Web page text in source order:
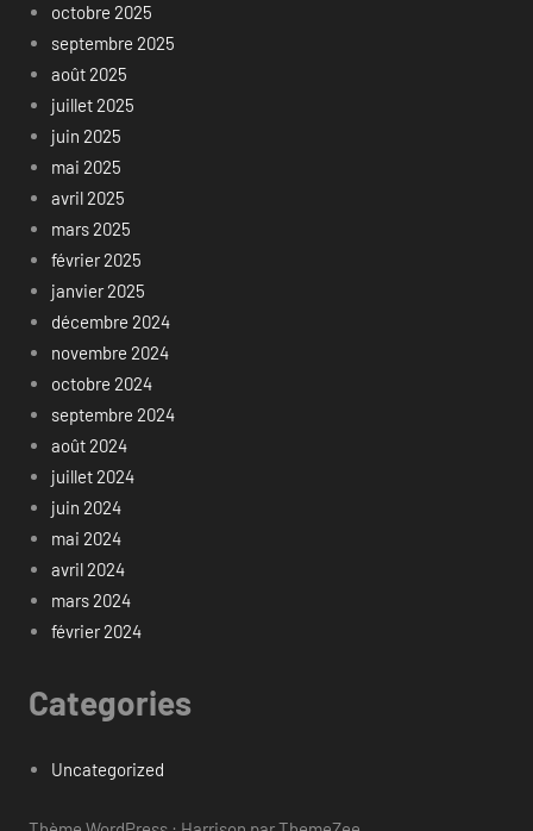
octobre 2025
septembre 2025
août 2025
juillet 2025
juin 2025
mai 2025
avril 2025
mars 2025
février 2025
janvier 2025
décembre 2024
novembre 2024
octobre 2024
septembre 2024
août 2024
juillet 2024
juin 2024
mai 2024
avril 2024
mars 2024
février 2024
Categories
Uncategorized